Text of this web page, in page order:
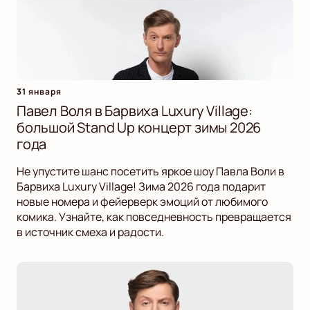
31 января
Павел Воля в Барвиха Luxury Village:
большой Stand Up концерт зимы 2026
года
Не упустите шанс посетить яркое шоу Павла Воли в
Барвиха Luxury Village! Зима 2026 года подарит
новые номера и фейерверк эмоций от любимого
комика. Узнайте, как повседневность превращается
в источник смеха и радости.